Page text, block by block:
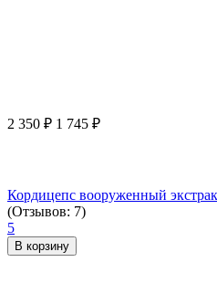
2 350 ₽ 1 745 ₽
Кордицепс вооруженный
(Отзывов: 7)
5
В корзину